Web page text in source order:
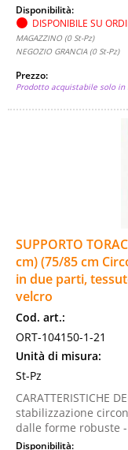
Disponibilità:
DISPONIBILE SU
MAGAZZINO (0 St-Pz)
NEGOZIO GRANCIA (0 St-Pz)
Prezzo:
Prodotto acquistabile solo in
SUPPORTO
cm) (75/85 cm
in due parti,
velcro
Cod. art.:
ORT-104150-1-21
Unità di misura:
St-Pz
CARATTERISTICHE
stabilizzazione
dalle forme robuste
Disponibilità: